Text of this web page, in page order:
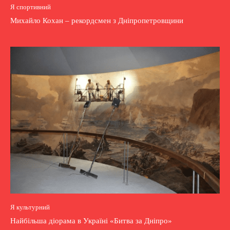
Я спортивний
Михайло Кохан – рекордсмен з Дніпропетровщини
Я культурний
Найбільша діорама в Україні «Битва за Дніпро»